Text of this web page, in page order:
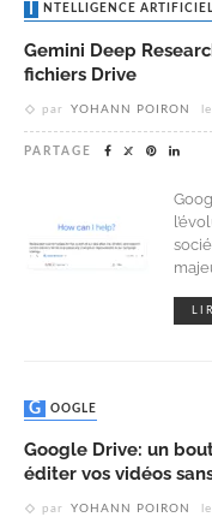
INTELLIGENCE
Gemini Deep
fichiers Drive
par YOHANN POIRON le
PARTAGE
GOOGLE
Google Drive: un
éditer vos vidéos
par YOHANN POIRON le